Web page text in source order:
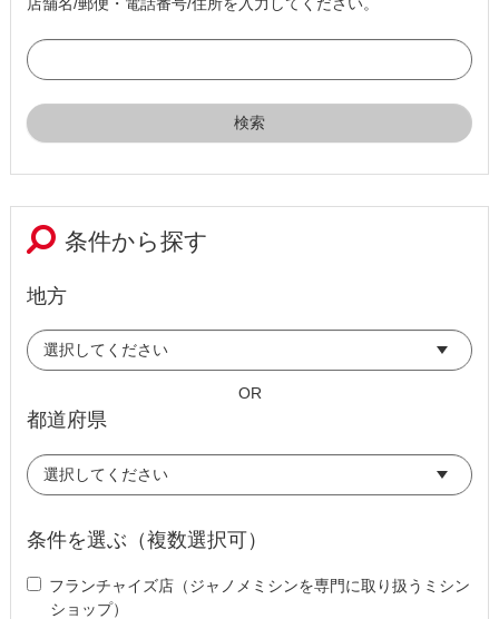
条件から探す
地方
OR
都道府県
条件を選ぶ（複数選択可）
フランチャイズ店（ジャノメミシンを専門に取り扱うミシン
ショップ）